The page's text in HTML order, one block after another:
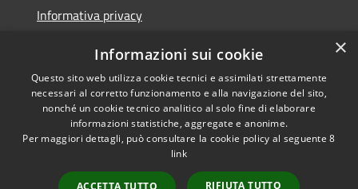
Informativa privacy
Dichiarazione di accessibilità
RSS
Copyright © 2026 • Comune di
Municipium• Accesso
×
Informazioni sui cookie
Questo sito web utilizza cookie tecnici e assimilati strettamente
necessari al corretto funzionamento e alla navigazione del sito,
nonché un cookie tecnico analitico al solo fine di elaborare
informazioni statistiche, aggregate e anonime.
Per maggiori dettagli, può consultare la cookie policy al seguente8
link
ACCETTA TUTTO RIFIUTA TUTTO